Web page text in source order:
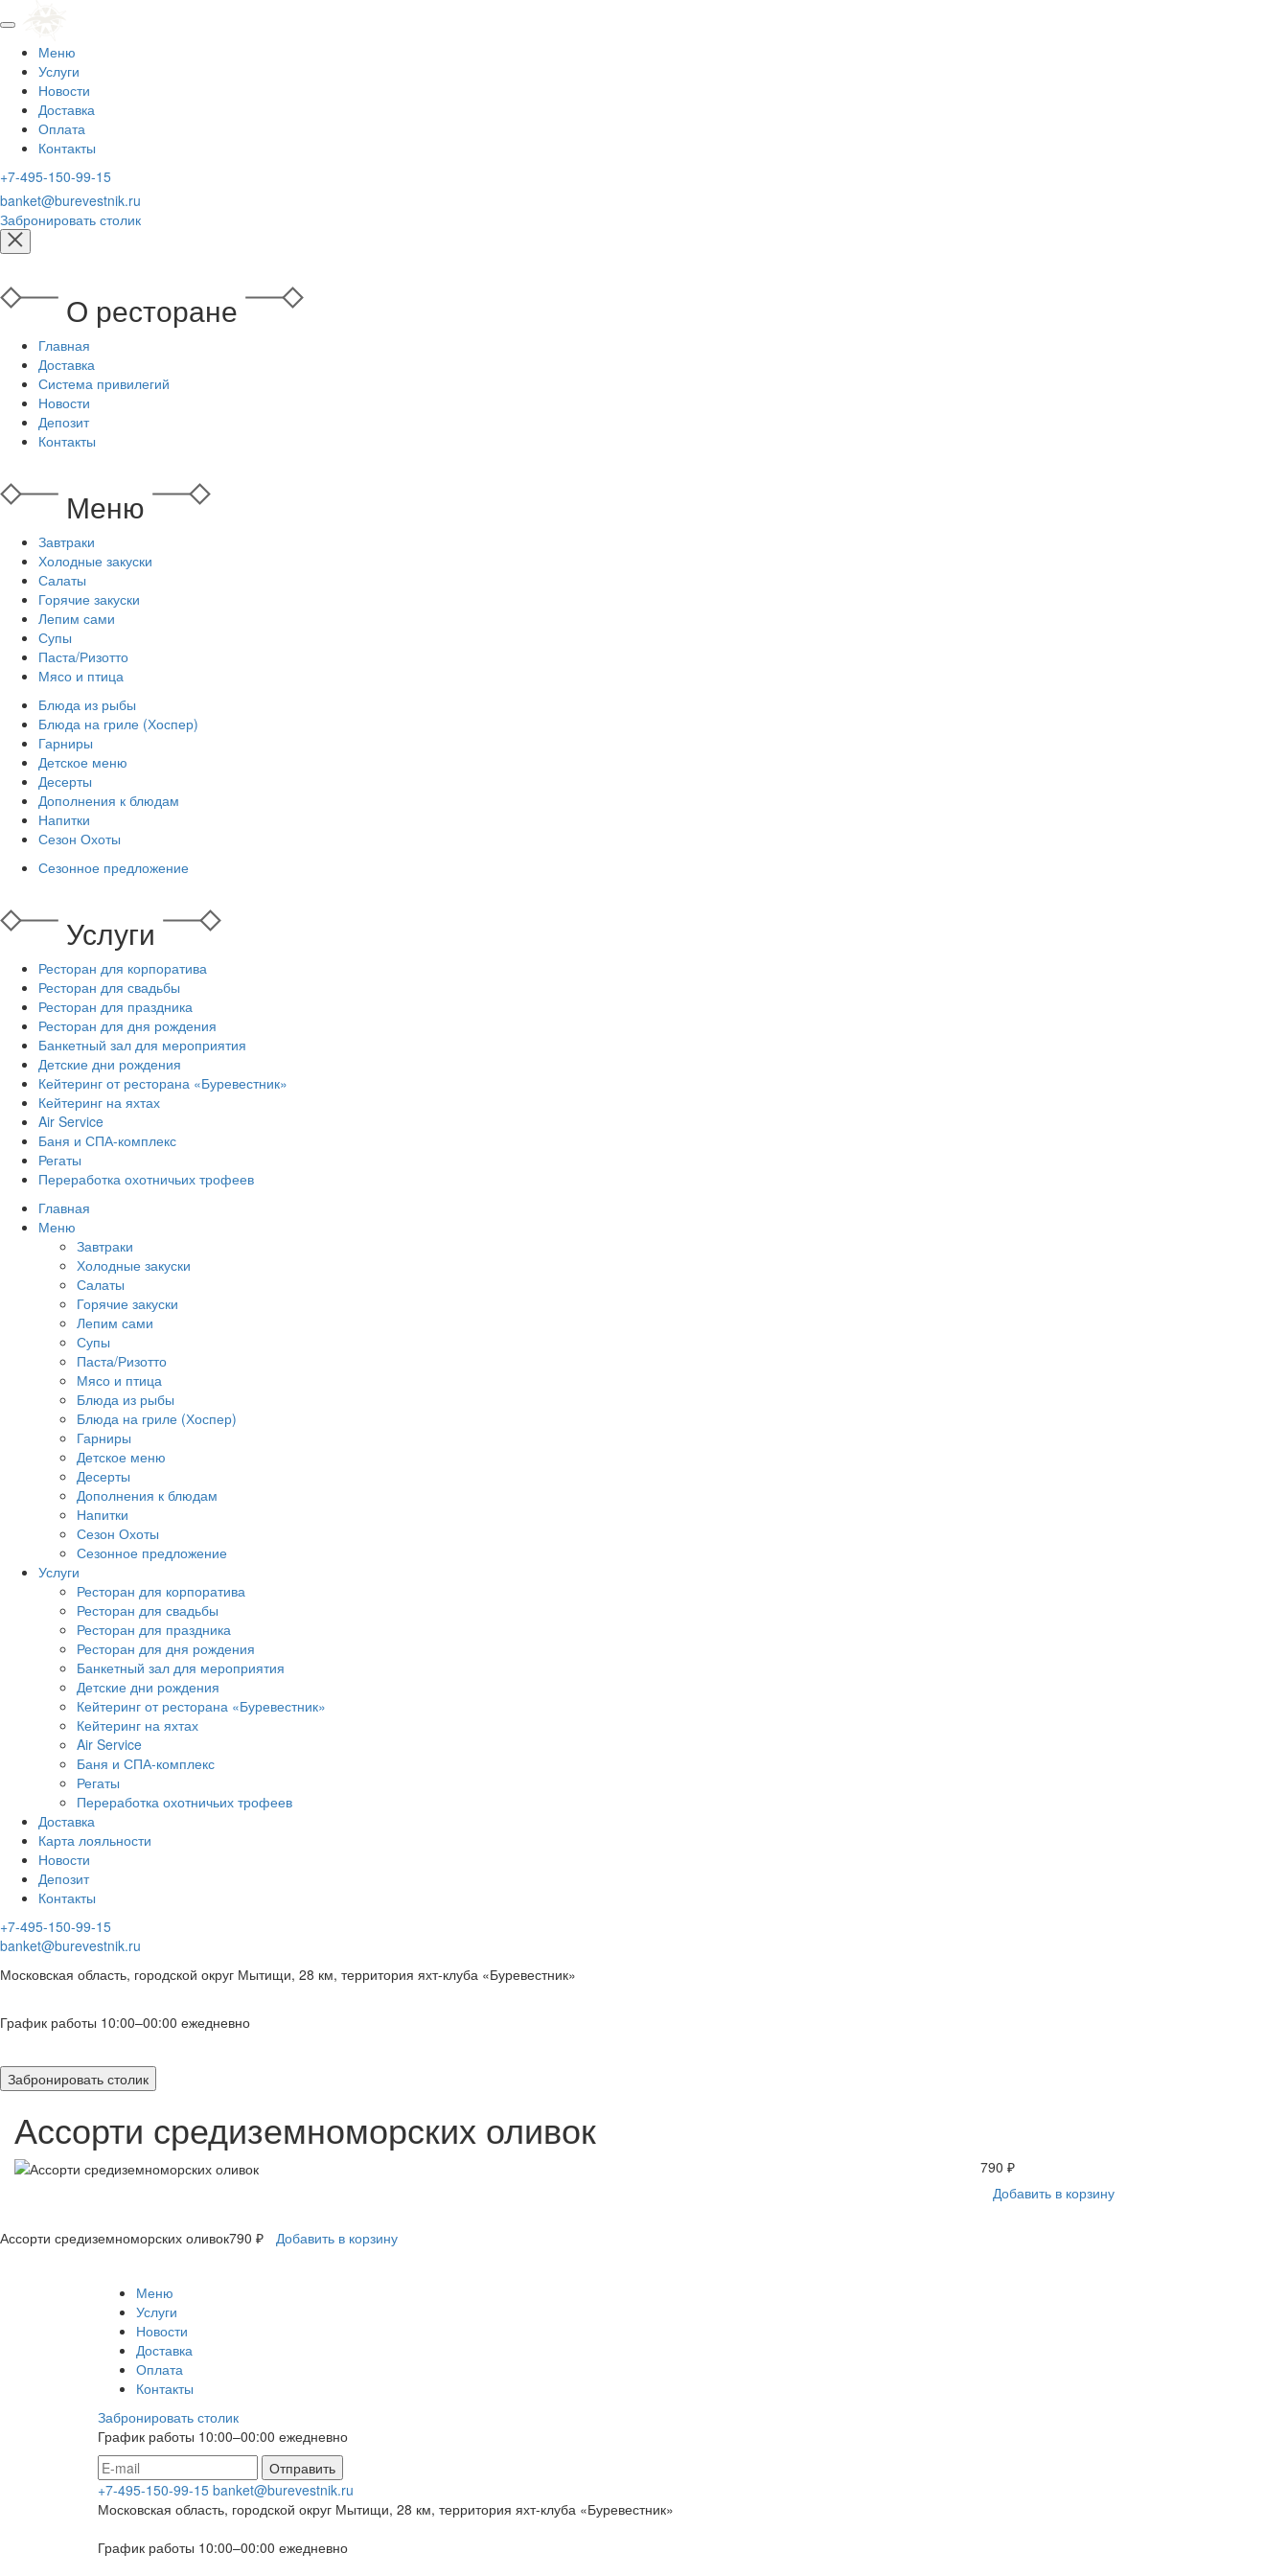
Меню
Услуги
Новости
Доставка
Оплата
Контакты
+7-495-150-99-15
banket@burevestnik.ru
Забронировать столик
О ресторане
Главная
Доставка
Система привилегий
Новости
Депозит
Контакты
Меню
Завтраки
Холодные закуски
Салаты
Горячие закуски
Лепим сами
Супы
Паста/Ризотто
Мясо и птица
Блюда из рыбы
Блюда на гриле (Хоспер)
Гарниры
Детское меню
Десерты
Дополнения к блюдам
Напитки
Сезон Охоты
Сезонное предложение
Услуги
Ресторан для корпоратива
Ресторан для свадьбы
Ресторан для праздника
Ресторан для дня рождения
Банкетный зал для мероприятия
Детские дни рождения
Кейтеринг от ресторана «Буревестник»
Кейтеринг на яхтах
Air Service
Баня и СПА-комплекс
Регаты
Переработка охотничьих трофеев
Главная
Меню
Завтраки
Холодные закуски
Салаты
Горячие закуски
Лепим сами
Супы
Паста/Ризотто
Мясо и птица
Блюда из рыбы
Блюда на гриле (Хоспер)
Гарниры
Детское меню
Десерты
Дополнения к блюдам
Напитки
Сезон Охоты
Сезонное предложение
Услуги
Ресторан для корпоратива
Ресторан для свадьбы
Ресторан для праздника
Ресторан для дня рождения
Банкетный зал для мероприятия
Детские дни рождения
Кейтеринг от ресторана «Буревестник»
Кейтеринг на яхтах
Air Service
Баня и СПА-комплекс
Регаты
Переработка охотничьих трофеев
Доставка
Карта лояльности
Новости
Депозит
Контакты
+7-495-150-99-15
banket@burevestnik.ru
Московская область, городской округ Мытищи, 28 км, территория яхт-клуба «Буревестник»
График работы 10:00–00:00 ежедневно
Забронировать столик
Ассорти средиземноморских оливок
790 ₽
Добавить в корзину
Ассорти средиземноморских оливок790 ₽ Добавить в корзину
Меню
Услуги
Новости
Доставка
Оплата
Контакты
Забронировать столик
График работы 10:00–00:00 ежедневно
Отправить
+7-495-150-99-15 banket@burevestnik.ru
Московская область, городской округ Мытищи, 28 км, территория яхт-клуба «Буревестник»
График работы 10:00–00:00 ежедневно